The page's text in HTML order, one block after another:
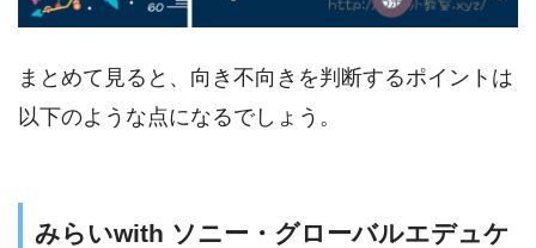
まとめて見ると、向き不向きを判断するポイントは
以下のような点になるでしょう。
みらいwith ソニー・グローバルエデュケ